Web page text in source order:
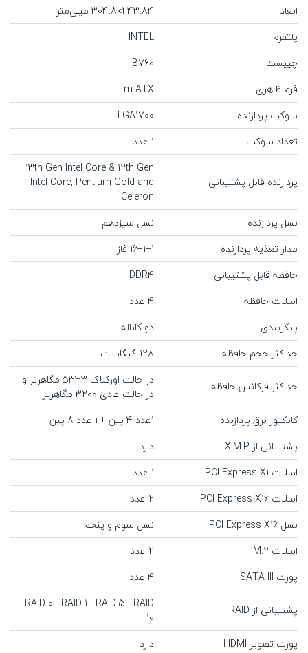
ابعاد
243.84×304.8 میلی‌متر
پلتفرم
INTEL
چیپست
B760
فرم ظاهری
m-ATX
سوکت پردازنده
LGA1700
تعداد سوکت
1 عدد
پردازنده‌ قابل پشتیبانی
13th Gen Intel Core & 12th Gen
Intel Core, Pentium Gold and
Celeron
نسل پردازنده
نسل سیزدهم
مدار تغذیه پردازنده
16+1+1 فاز
حافظه قابل پشتیبانی
DDR4
اسلات حافظه
4 عدد
پیکربندی
دو کاناله
حداکثر حجم حافظه
128 گیگابایت
حداکثر فرکانس حافظه
در حالت اورکلاک 5333 مگاهرتز و
در حالت عادی 3200 مگاهرتز
کانکتور برق پردازنده
1عدد 4 پین + 1 عدد 8 پین
پشتیبانی از X.M.P
دارد
اسلات PCI Express X1
1 عدد
اسلات PCI Express X16
2 عدد
نسل PCI Express X16
نسل سوم و پنجم
اسلات M.2
2 عدد
پورت SATA III
4 عدد
پشتیبانی از RAID
RAID 0 - RAID 1 - RAID 5 - RAID
10
پورت تصویر HDMI
دارد